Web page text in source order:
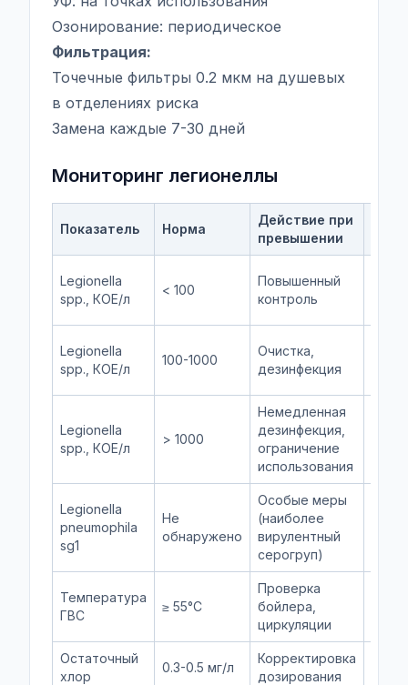
Озонирование: периодическое
Фильтрация:
Точечные фильтры 0.2 мкм на душевых
в отделениях риска
Замена каждые 7-30 дней
Мониторинг легионеллы
Показатель Норма
Действие при
превышении
Legionella
spp., КОЕ/л
< 100
Повышенный
контроль
Legionella
spp., КОЕ/л
100-1000
Очистка,
дезинфекция
Legionella
spp., КОЕ/л
> 1000
Немедленная
дезинфекция,
ограничение
использования
Legionella
pneumophila
sg1
Не
обнаружено
Особые меры
(наиболее
вирулентный
серогруп)
Температура
ГВС
≥ 55°C
Проверка
бойлера,
циркуляции
Остаточный
хлор
0.3-0.5 мг/л
Корректировка
дозирования